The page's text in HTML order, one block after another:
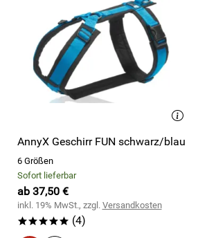
AnnyX Geschirr FUN schwarz/blau
6 Größen
Sofort lieferbar
ab 37,50 €
inkl. 19% MwSt., zzgl. Versandkosten
***** (4)